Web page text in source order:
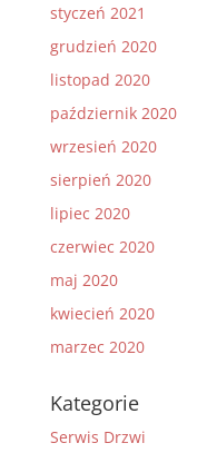
styczeń 2021
grudzień 2020
listopad 2020
październik 2020
wrzesień 2020
sierpień 2020
lipiec 2020
czerwiec 2020
maj 2020
kwiecień 2020
marzec 2020
Kategorie
Serwis Drzwi